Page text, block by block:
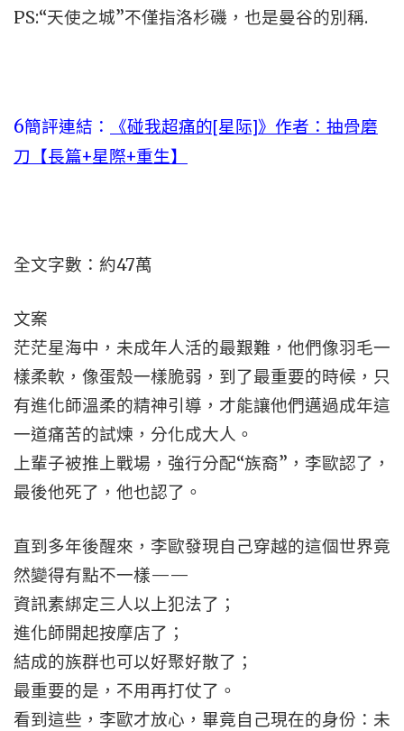
PS:“天使之城”不僅指洛杉磯，也是曼谷的別稱.
6簡評連結：
《碰我超痛的[星际]》作者：抽骨磨
刀【長篇+星際+重生】
全文字數：約47萬
文案
茫茫星海中，未成年人活的最艱難，他們像羽毛一
樣柔軟，像蛋殼一樣脆弱，到了最重要的時候，只
有進化師溫柔的精神引導，才能讓他們邁過成年這
一道痛苦的試煉，分化成大人。
上輩子被推上戰場，強行分配“族裔”，李歐認了，
最後他死了，他也認了。
直到多年後醒來，李歐發現自己穿越的這個世界竟
然變得有點不一樣——
資訊素綁定三人以上犯法了；
進化師開起按摩店了；
結成的族群也可以好聚好散了；
最重要的是，不用再打仗了。
看到這些，李歐才放心，畢竟自己現在的身份：未